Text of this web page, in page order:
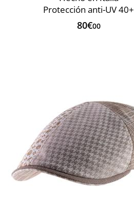
Protección anti-UV 40+
80€00